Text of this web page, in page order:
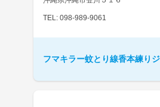
TEL: 098-989-9061
フマキラー蚊とり線香本練り